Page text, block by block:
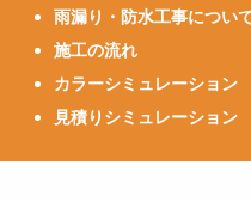
雨漏り・防水工事につい
施工の流れ
カラーシミュレーション
見積りシミュレーション